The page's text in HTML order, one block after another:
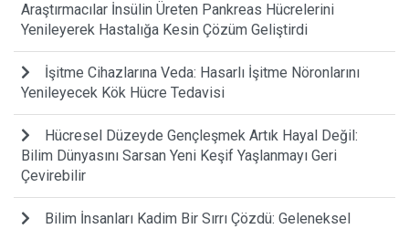
Araştırmacılar İnsülin Üreten Pankreas Hücrelerini
Yenileyerek Hastalığa Kesin Çözüm Geliştirdi
İşitme Cihazlarına Veda: Hasarlı İşitme Nöronlarını
Yenileyecek Kök Hücre Tedavisi
Hücresel Düzeyde Gençleşmek Artık Hayal Değil:
Bilim Dünyasını Sarsan Yeni Keşif Yaşlanmayı Geri
Çevirebilir
Bilim İnsanları Kadim Bir Sırrı Çözdü: Geleneksel